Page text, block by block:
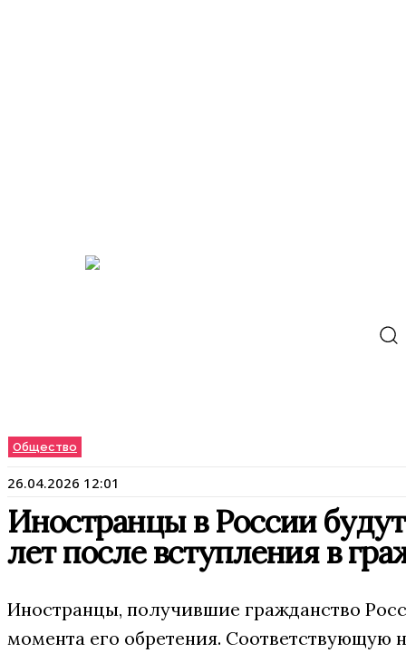
Общество
26.04.2026 12:01
Иностранцы в России
лет после вступления в
Иностранцы, получившие гражданство
момента его обретения. Соответствующую